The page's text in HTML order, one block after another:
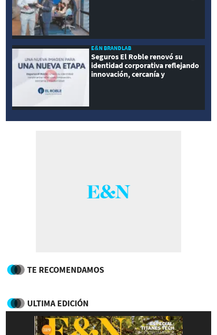
E&N BRANDLAB
Seguros El Roble renovó su
identidad corporativa reflejando
innovación, cercanía y
TE RECOMENDAMOS
ULTIMA EDICIÓN